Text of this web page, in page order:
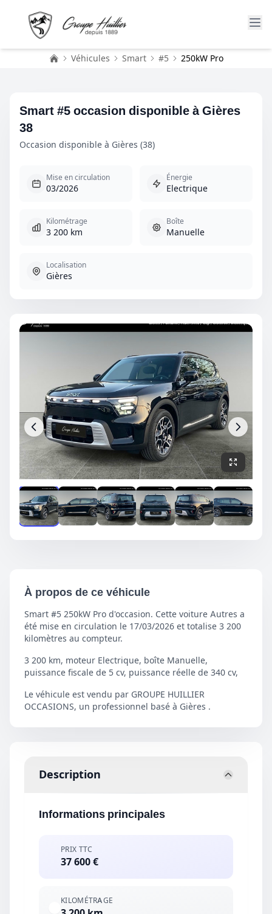
Véhicules Smart #5 250kW Pro
Smart #5 occasion disponible à Gières
38
Occasion disponible à Gières (38)
Mise en circulation
03/2026
Énergie
Electrique
Kilométrage
3 200 km
Boîte
Manuelle
Localisation
Gières
Description
Informations principales
PRIX TTC
37 600 €
KILOMÉTRAGE
À propos de ce véhicule
Smart #5 250kW Pro d'occasion. Cette voiture Autres a
été mise en circulation le 17/03/2026 et totalise 3 200
kilomètres au compteur.
3 200 km, moteur Electrique, boîte Manuelle,
puissance fiscale de 5 cv, puissance réelle de 340 cv,
Le véhicule est vendu par GROUPE HUILLIER
OCCASIONS, un professionnel basé à Gières .